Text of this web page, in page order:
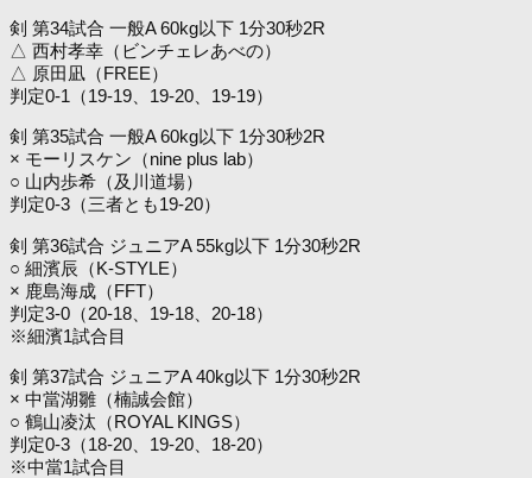
剣 第34試合 一般A 60kg以下 1分30秒2R
△ 西村孝幸（ビンチェレあべの）
△ 原田凪（FREE）
判定0-1（19-19、19-20、19-19）
剣 第35試合 一般A 60kg以下 1分30秒2R
× モーリスケン（nine plus lab）
○ 山内歩希（及川道場）
判定0-3（三者とも19-20）
剣 第36試合 ジュニアA 55kg以下 1分30秒2R
○ 細濱辰（K-STYLE）
× 鹿島海成（FFT）
判定3-0（20-18、19-18、20-18）
※細濱1試合目
剣 第37試合 ジュニアA 40kg以下 1分30秒2R
× 中當湖雛（楠誠会館）
○ 鶴山凌汰（ROYAL KINGS）
判定0-3（18-20、19-20、18-20）
※中當1試合目